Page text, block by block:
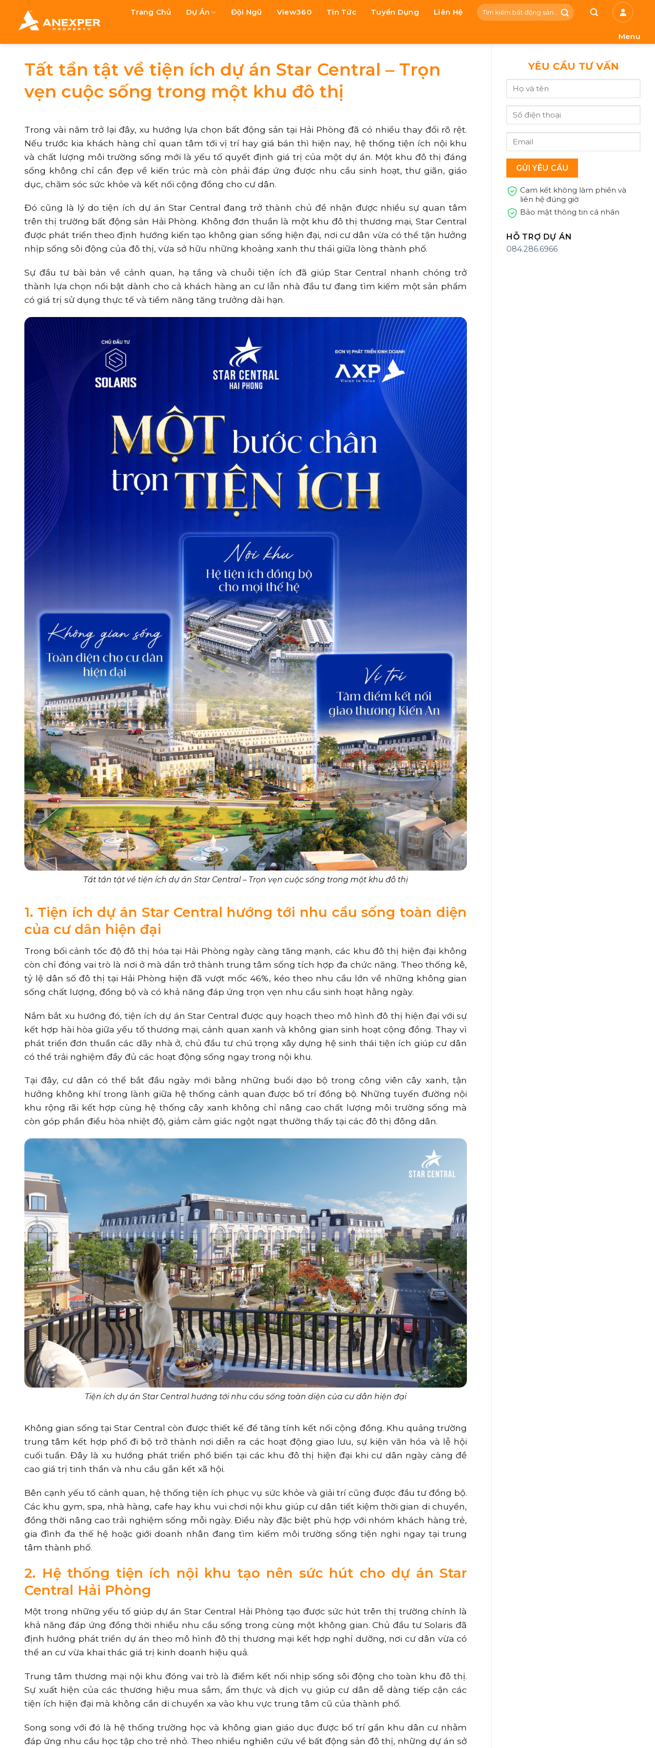
dung
Trang Chủ Dự Án Đội Ngũ View360 Tin Tức Tuyển Dụng Liên Hệ
Tìm
kiếm:
Menu
Tất tần tật về tiện ích dự án Star Central – Trọn
vẹn cuộc sống trong một khu đô thị
Trong vài năm trở lại đây, xu hướng lựa chọn bất động sản tại Hải Phòng đã có nhiều thay đổi rõ rệt.
Nếu trước kia khách hàng chỉ quan tâm tới vị trí hay giá bán thì hiện nay, hệ thống tiện ích nội khu
và chất lượng môi trường sống mới là yếu tố quyết định giá trị của một dự án. Một khu đô thị đáng
sống không chỉ cần đẹp về kiến trúc mà còn phải đáp ứng được nhu cầu sinh hoạt, thư giãn, giáo
dục, chăm sóc sức khỏe và kết nối cộng đồng cho cư dân.
Đó cũng là lý do tiện ích dự án Star Central đang trở thành chủ đề nhận được nhiều sự quan tâm
trên thị trường bất động sản Hải Phòng. Không đơn thuần là một khu đô thị thương mại, Star Central
được phát triển theo định hướng kiến tạo không gian sống hiện đại, nơi cư dân vừa có thể tận hưởng
nhịp sống sôi động của đô thị, vừa sở hữu những khoảng xanh thư thái giữa lòng thành phố.
Sự đầu tư bài bản về cảnh quan, hạ tầng và chuỗi tiện ích đã giúp Star Central nhanh chóng trở
thành lựa chọn nổi bật dành cho cả khách hàng an cư lẫn nhà đầu tư đang tìm kiếm một sản phẩm
có giá trị sử dụng thực tế và tiềm năng tăng trưởng dài hạn.
Tất tần tật về tiện ích dự án Star Central – Trọn vẹn cuộc sống trong một khu đô thị
1. Tiện ích dự án Star Central hướng tới nhu cầu sống toàn diện
của cư dân hiện đại
Trong bối cảnh tốc độ đô thị hóa tại Hải Phòng ngày càng tăng mạnh, các khu đô thị hiện đại không
còn chỉ đóng vai trò là nơi ở mà dần trở thành trung tâm sống tích hợp đa chức năng. Theo thống kê,
tỷ lệ dân số đô thị tại Hải Phòng hiện đã vượt mốc 46%, kéo theo nhu cầu lớn về những không gian
sống chất lượng, đồng bộ và có khả năng đáp ứng trọn vẹn nhu cầu sinh hoạt hằng ngày.
Nắm bắt xu hướng đó, tiện ích dự án Star Central được quy hoạch theo mô hình đô thị hiện đại với sự
kết hợp hài hòa giữa yếu tố thương mại, cảnh quan xanh và không gian sinh hoạt cộng đồng. Thay vì
phát triển đơn thuần các dãy nhà ở, chủ đầu tư chú trọng xây dựng hệ sinh thái tiện ích giúp cư dân
có thể trải nghiệm đầy đủ các hoạt động sống ngay trong nội khu.
Tại đây, cư dân có thể bắt đầu ngày mới bằng những buổi dạo bộ trong công viên cây xanh, tận
hưởng không khí trong lành giữa hệ thống cảnh quan được bố trí đồng bộ. Những tuyến đường nội
khu rộng rãi kết hợp cùng hệ thống cây xanh không chỉ nâng cao chất lượng môi trường sống mà
còn góp phần điều hòa nhiệt độ, giảm cảm giác ngột ngạt thường thấy tại các đô thị đông dân.
Tiện ích dự án Star Central hướng tới nhu cầu sống toàn diện của cư dân hiện đại
Không gian sống tại Star Central còn được thiết kế để tăng tính kết nối cộng đồng. Khu quảng trường
trung tâm kết hợp phố đi bộ trở thành nơi diễn ra các hoạt động giao lưu, sự kiện văn hóa và lễ hội
cuối tuần. Đây là xu hướng phát triển phổ biến tại các khu đô thị hiện đại khi cư dân ngày càng đề
cao giá trị tinh thần và nhu cầu gắn kết xã hội.
Bên cạnh yếu tố cảnh quan, hệ thống tiện ích phục vụ sức khỏe và giải trí cũng được đầu tư đồng bộ.
Các khu gym, spa, nhà hàng, cafe hay khu vui chơi nội khu giúp cư dân tiết kiệm thời gian di chuyển,
đồng thời nâng cao trải nghiệm sống mỗi ngày. Điều này đặc biệt phù hợp với nhóm khách hàng trẻ,
gia đình đa thế hệ hoặc giới doanh nhân đang tìm kiếm môi trường sống tiện nghi ngay tại trung
tâm thành phố.
2. Hệ thống tiện ích nội khu tạo nên sức hút cho dự án Star
Central Hải Phòng
Một trong những yếu tố giúp dự án Star Central Hải Phòng tạo được sức hút trên thị trường chính là
khả năng đáp ứng đồng thời nhiều nhu cầu sống trong cùng một không gian. Chủ đầu tư Solaris đã
định hướng phát triển dự án theo mô hình đô thị thương mại kết hợp nghỉ dưỡng, nơi cư dân vừa có
thể an cư vừa khai thác giá trị kinh doanh hiệu quả.
Trung tâm thương mại nội khu đóng vai trò là điểm kết nối nhịp sống sôi động cho toàn khu đô thị.
Sự xuất hiện của các thương hiệu mua sắm, ẩm thực và dịch vụ giúp cư dân dễ dàng tiếp cận các
tiện ích hiện đại mà không cần di chuyển xa vào khu vực trung tâm cũ của thành phố.
Song song với đó là hệ thống trường học và không gian giáo dục được bố trí gần khu dân cư nhằm
đáp ứng nhu cầu học tập cho trẻ nhỏ. Theo nhiều nghiên cứu về bất động sản đô thị, những dự án sở
YÊU CẦU TƯ VẤN
Cam kết không làm phiền và
liên hệ đúng giờ
Bảo mật thông tin cá nhân
HỖ TRỢ DỰ ÁN
084.286.6966